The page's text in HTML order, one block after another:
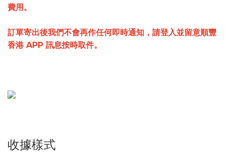
費用。
訂單寄出後我們不會再作任何即時通知，請登入並留意順豐
香港 APP 訊息按時取件。
收據樣式